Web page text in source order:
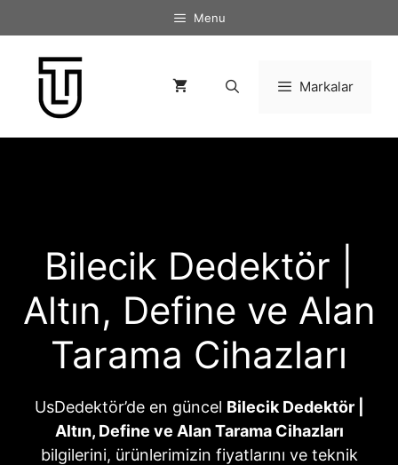
atla
Menu
Markalar
Bilecik Dedektör |
Altın, Define ve Alan
Tarama Cihazları
UsDedektör’de en güncel Bilecik Dedektör |
Altın, Define ve Alan Tarama Cihazları
bilgilerini, ürünlerimizin fiyatlarını ve teknik